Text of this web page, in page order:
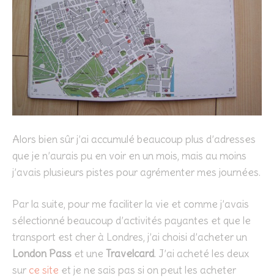
Alors bien sûr j’ai accumulé beaucoup plus d’adresses
que je n’aurais pu en voir en un mois, mais au moins
j’avais plusieurs pistes pour agrémenter mes journées.
Par la suite, pour me faciliter la vie et comme j’avais
sélectionné beaucoup d’activités payantes et que le
transport est cher à Londres, j’ai choisi d’acheter un
London Pass et une Travelcard. J’ai acheté les deux
sur ce site et je ne sais pas si on peut les acheter